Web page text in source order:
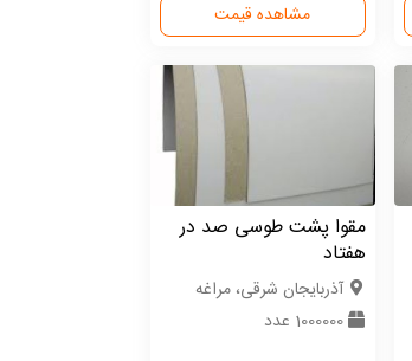
مشاهده قیمت
مقوا پشت طوسی صد در
هفتاد
آذربایجان شرقی، مراغه
1000000 عدد